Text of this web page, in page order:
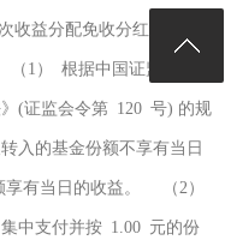
免收分红手续费
1） 根据中国证监会、中
(证监会令第 120 号) 的规
入的基金份额不享有当日
享有当日的收益。 （2）
中支付并按 1.00 元的份